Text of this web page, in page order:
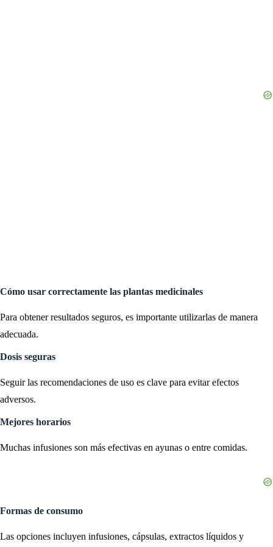
Cómo usar correctamente las plantas medicinales
Para obtener resultados seguros, es importante utilizarlas de manera
adecuada.
Dosis seguras
Seguir las recomendaciones de uso es clave para evitar efectos
adversos.
Mejores horarios
Muchas infusiones son más efectivas en ayunas o entre comidas.
Formas de consumo
Las opciones incluyen infusiones, cápsulas, extractos líquidos y